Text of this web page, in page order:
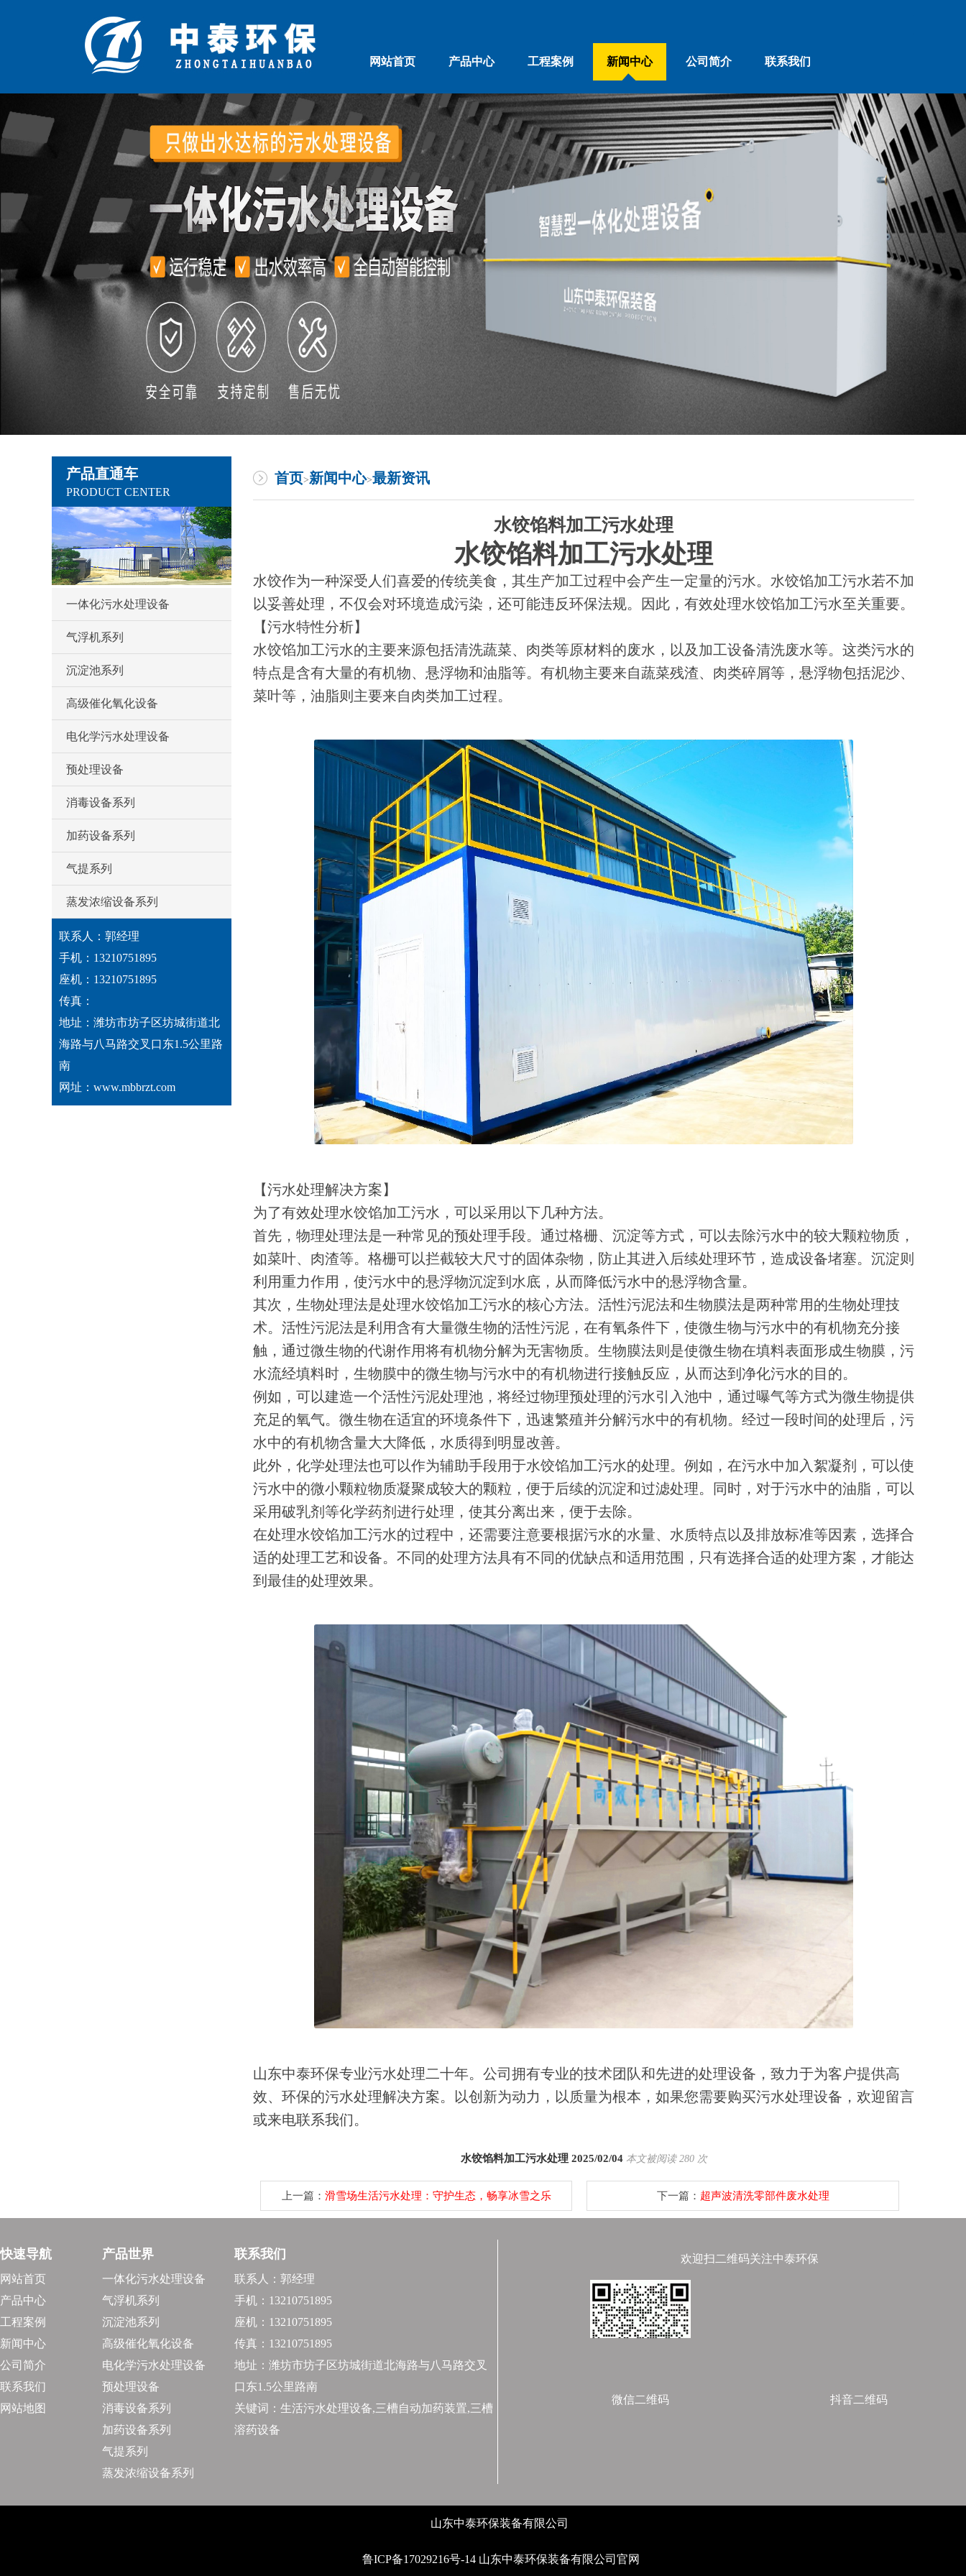
网站首页 产品中心 工程案例 新闻中心 公司简介 联系我们
产品直通车
PRODUCT CENTER
一体化污水处理设备
气浮机系列
沉淀池系列
高级催化氧化设备
电化学污水处理设备
预处理设备
消毒设备系列
加药设备系列
气提系列
蒸发浓缩设备系列
联系人：郭经理
手机：13210751895
座机：13210751895
传真：
地址：潍坊市坊子区坊城街道北
海路与八马路交叉口东1.5公里路
南
网址：www.mbbrzt.com
首页>新闻中心>最新资讯
水饺馅料加工污水处理
水饺馅料加工污水处理
水饺作为一种深受人们喜爱的传统美食，其生产加工过程中会产生一定量的污水。水饺馅加工污水若不加
以妥善处理，不仅会对环境造成污染，还可能违反环保法规。因此，有效处理水饺馅加工污水至关重要。
【污水特性分析】
水饺馅加工污水的主要来源包括清洗蔬菜、肉类等原材料的废水，以及加工设备清洗废水等。这类污水的
特点是含有大量的有机物、悬浮物和油脂等。有机物主要来自蔬菜残渣、肉类碎屑等，悬浮物包括泥沙、
菜叶等，油脂则主要来自肉类加工过程。
【污水处理解决方案】
为了有效处理水饺馅加工污水，可以采用以下几种方法。
首先，物理处理法是一种常见的预处理手段。通过格栅、沉淀等方式，可以去除污水中的较大颗粒物质，
如菜叶、肉渣等。格栅可以拦截较大尺寸的固体杂物，防止其进入后续处理环节，造成设备堵塞。沉淀则
利用重力作用，使污水中的悬浮物沉淀到水底，从而降低污水中的悬浮物含量。
其次，生物处理法是处理水饺馅加工污水的核心方法。活性污泥法和生物膜法是两种常用的生物处理技
术。活性污泥法是利用含有大量微生物的活性污泥，在有氧条件下，使微生物与污水中的有机物充分接
触，通过微生物的代谢作用将有机物分解为无害物质。生物膜法则是使微生物在填料表面形成生物膜，污
水流经填料时，生物膜中的微生物与污水中的有机物进行接触反应，从而达到净化污水的目的。
例如，可以建造一个活性污泥处理池，将经过物理预处理的污水引入池中，通过曝气等方式为微生物提供
充足的氧气。微生物在适宜的环境条件下，迅速繁殖并分解污水中的有机物。经过一段时间的处理后，污
水中的有机物含量大大降低，水质得到明显改善。
此外，化学处理法也可以作为辅助手段用于水饺馅加工污水的处理。例如，在污水中加入絮凝剂，可以使
污水中的微小颗粒物质凝聚成较大的颗粒，便于后续的沉淀和过滤处理。同时，对于污水中的油脂，可以
采用破乳剂等化学药剂进行处理，使其分离出来，便于去除。
在处理水饺馅加工污水的过程中，还需要注意要根据污水的水量、水质特点以及排放标准等因素，选择合
适的处理工艺和设备。不同的处理方法具有不同的优缺点和适用范围，只有选择合适的处理方案，才能达
到最佳的处理效果。
山东中泰环保专业污水处理二十年。公司拥有专业的技术团队和先进的处理设备，致力于为客户提供高
效、环保的污水处理解决方案。以创新为动力，以质量为根本，如果您需要购买污水处理设备，欢迎留言
或来电联系我们。
水饺馅料加工污水处理 2025/02/04 本文被阅读 280 次
上一篇： 滑雪场生活污水处理：守护生态，畅享冰雪之乐 下一篇： 超声波清洗零部件废水处理
快速导航
网站首页
产品中心
工程案例
新闻中心
公司简介
联系我们
网站地图
产品世界
一体化污水处理设备
气浮机系列
沉淀池系列
高级催化氧化设备
电化学污水处理设备
预处理设备
消毒设备系列
加药设备系列
气提系列
蒸发浓缩设备系列
联系我们
联系人：郭经理
手机：13210751895
座机：13210751895
传真：13210751895
地址：潍坊市坊子区坊城街道北海路与八马路交叉
口东1.5公里路南
关键词：生活污水处理设备,三槽自动加药装置,三槽
溶药设备
欢迎扫二维码关注中泰环保
微信二维码 抖音二维码
山东中泰环保装备有限公司
鲁ICP备17029216号-14 山东中泰环保装备有限公司官网